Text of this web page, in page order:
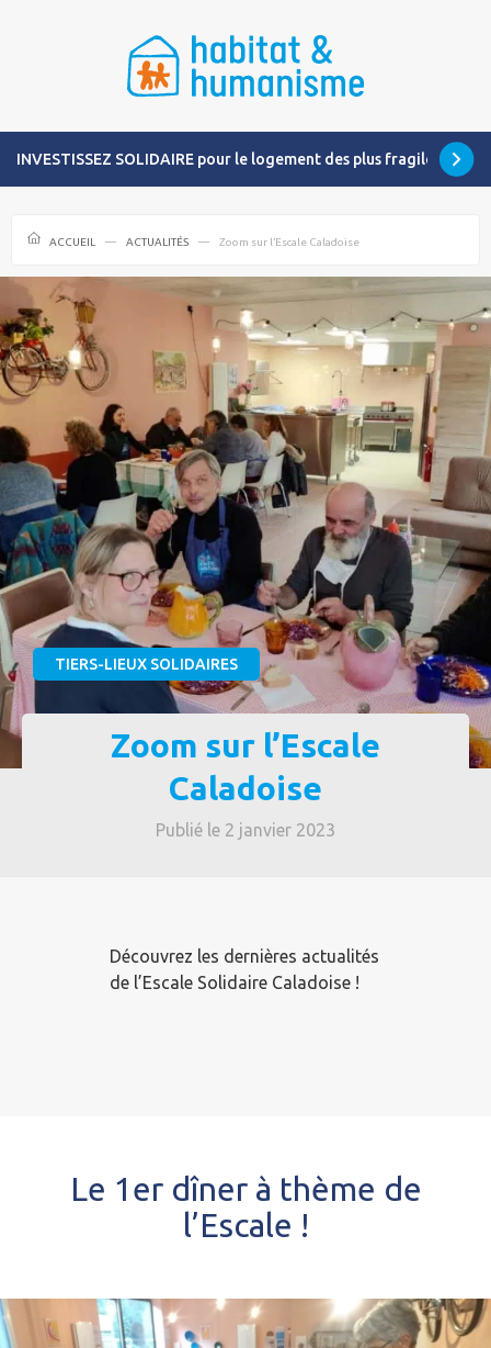
INVESTISSEZ SOLIDAIRE pour le logement des plus fragiles
ACCUEIL ACTUALITÉS Zoom sur l’Escale Caladoise
TIERS-LIEUX SOLIDAIRES
Zoom sur l’Escale
Caladoise
Publié le 2 janvier 2023
Découvrez les dernières actualités
de l’Escale Solidaire Caladoise !
Le 1er dîner à thème de
l’Escale !